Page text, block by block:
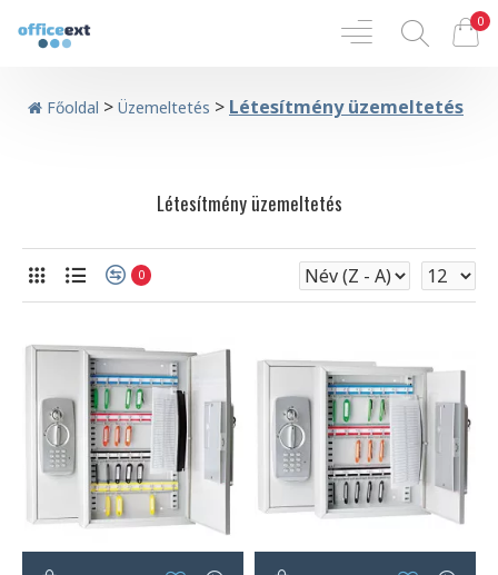
0
Főoldal > Üzemeltetés > Létesítmény üzemeltetés
Létesítmény üzemeltetés
0